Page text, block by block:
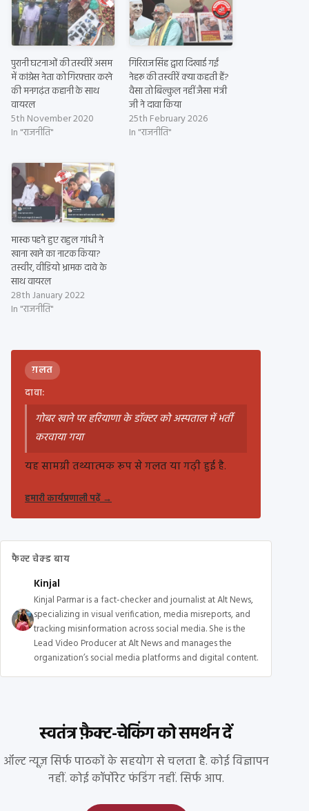
पुरानी घटनाओं की तस्वीरें असम
में कांग्रेस नेता को गिरफ़्तार करने
की मनगढ़ंत कहानी के साथ
वायरल
5th November 2020
In "राजनीति"
गिरिराज सिंह द्वारा दिखाई गईं
नेहरू की तस्वीरें क्या कहती हैं?
वैसा तो बिल्कुल नहीं जैसा मंत्री
जी ने दावा किया
25th February 2026
In "राजनीति"
मास्क पहने हुए राहुल गांधी ने
खाना खाने का नाटक किया?
तस्वीर, वीडियो भ्रामक दावे के
साथ वायरल
28th January 2022
In "राजनीति"
ग़लत
दावा:
गोबर खाने पर हरियाणा के डॉक्टर को अस्पताल में भर्ती
करवाया गया
यह सामग्री तथ्यात्मक रूप से गलत या गढ़ी हुई है.
हमारी कार्यप्रणाली पढ़ें→
फैक्ट चेक्ड बाय
Kinjal
Kinjal Parmar is a fact-checker and journalist at Alt News,
specializing in visual verification, media misreports, and
tracking misinformation across social media. She is the
Lead Video Producer at Alt News and manages the
organization’s social media platforms and digital content.
स्वतंत्र फ़ैक्ट-चेकिंग को समर्थन दें
ऑल्ट न्यूज़ सिर्फ पाठकों के सहयोग से चलता है. कोई विज्ञापन
नहीं. कोई कॉर्पोरेट फंडिंग नहीं. सिर्फ आप.